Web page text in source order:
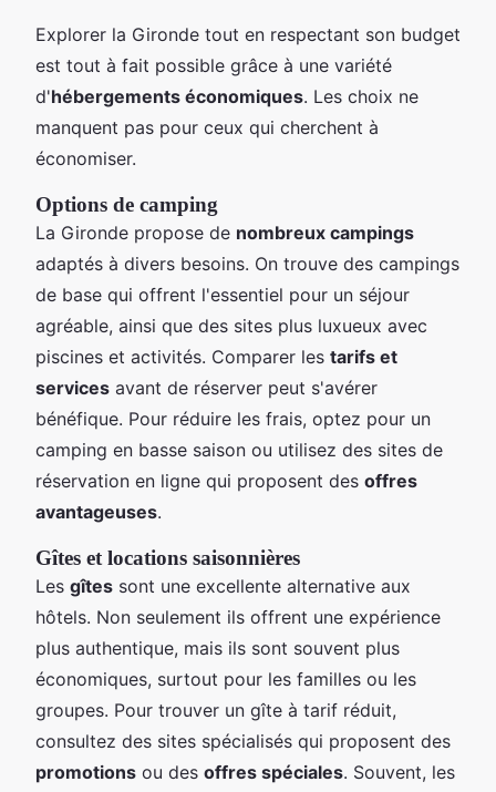
Explorer la Gironde tout en respectant son budget
est tout à fait possible grâce à une variété
d'hébergements économiques. Les choix ne
manquent pas pour ceux qui cherchent à
économiser.
Options de camping
La Gironde propose de nombreux campings
adaptés à divers besoins. On trouve des campings
de base qui offrent l'essentiel pour un séjour
agréable, ainsi que des sites plus luxueux avec
piscines et activités. Comparer les tarifs et
services avant de réserver peut s'avérer
bénéfique. Pour réduire les frais, optez pour un
camping en basse saison ou utilisez des sites de
réservation en ligne qui proposent des offres
avantageuses.
Gîtes et locations saisonnières
Les gîtes sont une excellente alternative aux
hôtels. Non seulement ils offrent une expérience
plus authentique, mais ils sont souvent plus
économiques, surtout pour les familles ou les
groupes. Pour trouver un gîte à tarif réduit,
consultez des sites spécialisés qui proposent des
promotions ou des offres spéciales. Souvent, les